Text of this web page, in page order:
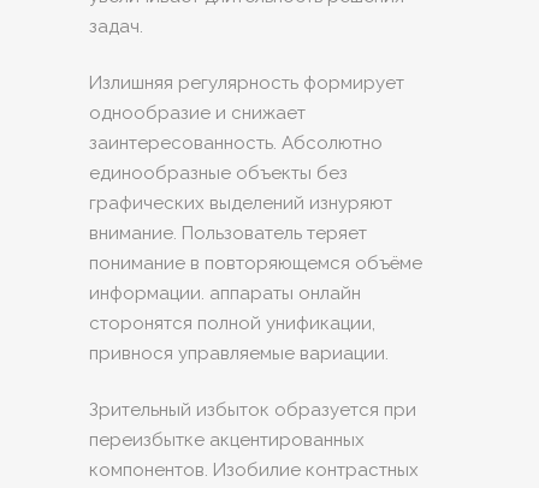
задач.
Излишняя регулярность формирует
однообразие и снижает
заинтересованность. Абсолютно
единообразные объекты без
графических выделений изнуряют
внимание. Пользователь теряет
понимание в повторяющемся объёме
информации. аппараты онлайн
сторонятся полной унификации,
привнося управляемые вариации.
Зрительный избыток образуется при
переизбытке акцентированных
компонентов. Изобилие контрастных